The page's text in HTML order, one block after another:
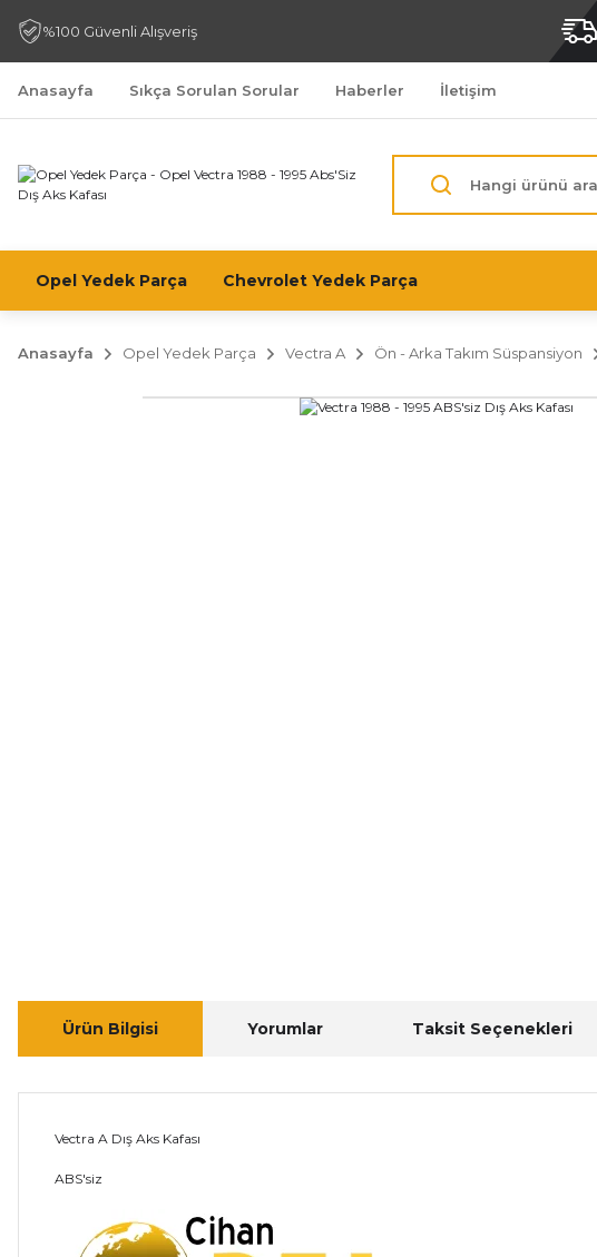
%100 Güvenli Alışveriş
Anasayfa Sıkça Sorulan Sorular Haberler İletişim
Opel Yedek Parça Chevrolet Yedek Parça
Anasayfa Opel Yedek Parça Vectra A Ön - Arka Takım Süspansiyon
Ürün Bilgisi Yorumlar Taksit Seçenekleri
Vectra A Dış Aks Kafası
ABS'siz